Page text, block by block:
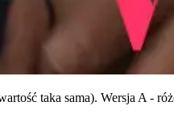
taka sama). Wersja A -